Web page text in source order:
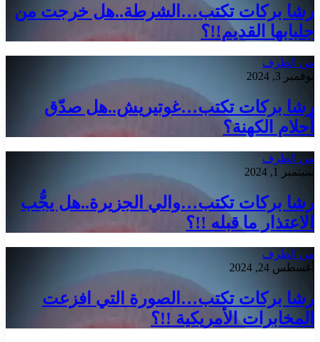
رشا بركات تكتب…الشرطة..هل خرجت من
جلبابها القديم!!؟
من الطرف
نوفمبر 3, 2024
رشا بركات تكتب…غوتيريش..هل صدّق
أحلام الكهنة؟
من الطرف
سبتمبر 1, 2024
رشا بركات تكتب…والي الجزيرة..هل يجُّب
الاعتذار ما قبله !!؟
من الطرف
أغسطس 24, 2024
رشا بركات تكتب…الصورة التي افزعت
المخابرات الأمريكية !!؟